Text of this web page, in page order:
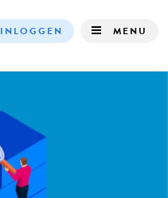
INLOGGEN MENU